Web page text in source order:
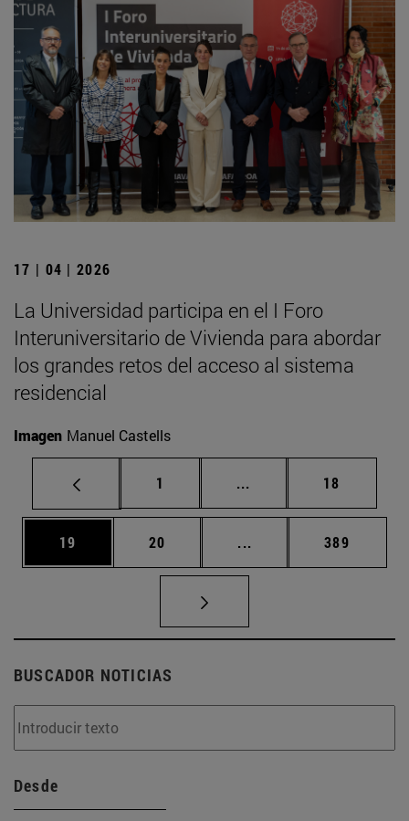
17 | 04 | 2026
La Universidad participa en el I Foro
Interuniversitario de Vivienda para abordar
los grandes retos del acceso al sistema
residencial
Imagen Manuel Castells
Página
1 ... Páginas intermedias
Página
18
Página
19 Página
20 ... Páginas intermedias
Página
389
BUSCADOR NOTICIAS
Desde